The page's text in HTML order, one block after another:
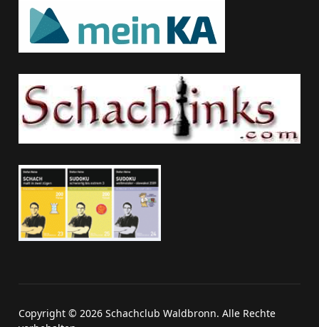
Copyright © 2026 Schachclub Waldbronn. Alle Rechte